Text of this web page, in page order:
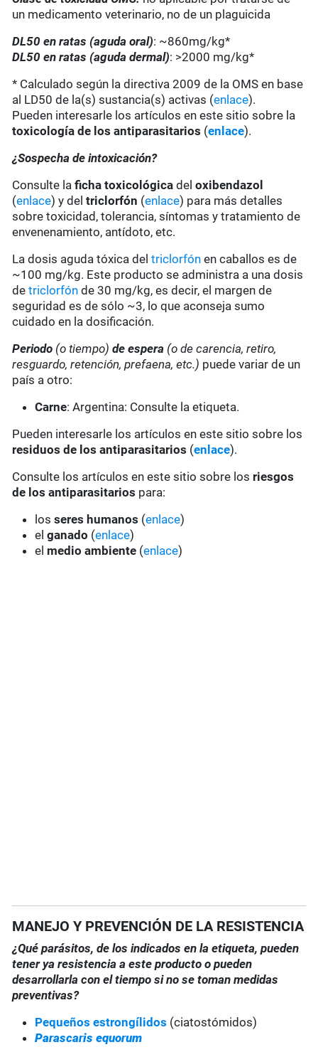
un medicamento veterinario, no de un plaguicida
DL50 en ratas (aguda oral): ~860mg/kg*
DL50 en ratas (aguda dermal): >2000 mg/kg*
* Calculado según la directiva 2009 de la OMS en base
al LD50 de la(s) sustancia(s) activas (enlace).
Pueden interesarle los artículos en este sitio sobre la
toxicología de los antiparasitarios (enlace).
¿Sospecha de intoxicación?
Consulte laficha toxicológica deloxibendazol
(enlace) y deltriclorfón (enlace) para más detalles
sobre toxicidad, tolerancia, síntomas y tratamiento de
envenenamiento, antídoto, etc.
La dosis aguda tóxica deltriclorfón en caballos es de
~100 mg/kg. Este producto se administra a una dosis
detriclorfón de 30 mg/kg, es decir, el margen de
seguridad es de sólo ~3, lo que aconseja sumo
cuidado en la dosificación.
Periodo (o tiempo) de espera (o de carencia, retiro,
resguardo, retención, prefaena, etc.) puede variar de un
país a otro:
Carne: Argentina: Consulte la etiqueta.
Pueden interesarle los artículos en este sitio sobre los
residuos de los antiparasitarios (enlace).
Consulte los artículos en este sitio sobre los riesgos
de los antiparasitarios para:
losseres humanos (enlace)
elganado (enlace)
el medio ambiente (enlace)
MANEJO Y PREVENCIÓN DE LA RESISTENCIA
¿Qué parásitos, de los indicados en la etiqueta, pueden
tener ya resistencia a este producto o pueden
desarrollarla con el tiempo si no se toman medidas
preventivas?
Pequeños estrongílidos (ciatostómidos)
Parascaris equorum